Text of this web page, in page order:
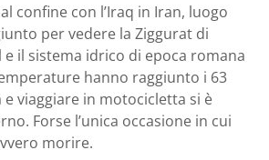
confine con l’Iraq in Iran, luogo
per vedere la Ziggurat di
e il sistema idrico di epoca romana
hanno raggiunto i 63
e viaggiare in motocicletta si è
Forse l’unica occasione in cui
morire.